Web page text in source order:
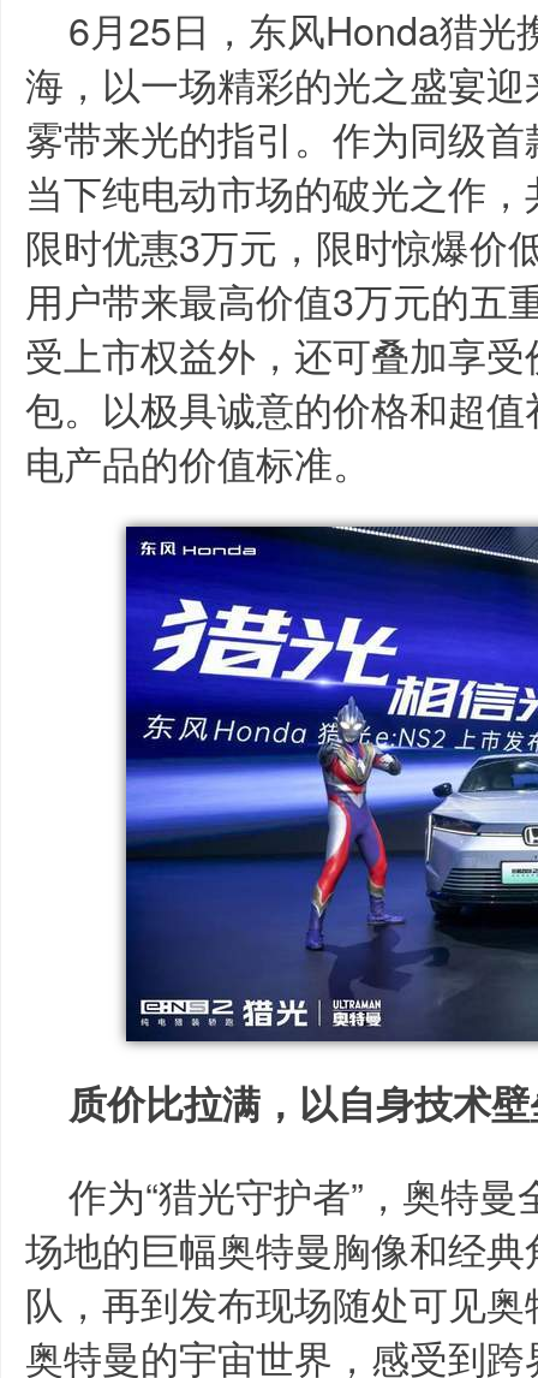
6月25日，东风Honda猎光
海，以一场精彩的光之盛宴
雾带来光的指引。作为同级
当下纯电动市场的破光之作
限时优惠3万元，限时惊爆价
用户带来最高价值3万元的五
受上市权益外，还可叠加享
包。以极具诚意的价格和超
电产品的价值标准。
质价比拉满，以自身技术
作为“猎光守护者”，奥特
场地的巨幅奥特曼胸像和经
队，再到发布现场随处可见
奥特曼的宇宙世界，感受到